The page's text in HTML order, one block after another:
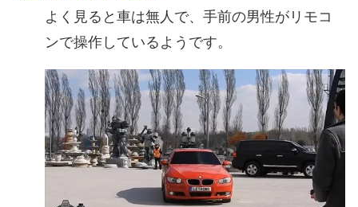
よく見ると車は無人で、手前の男性がリモコ
ンで操作しているようです。